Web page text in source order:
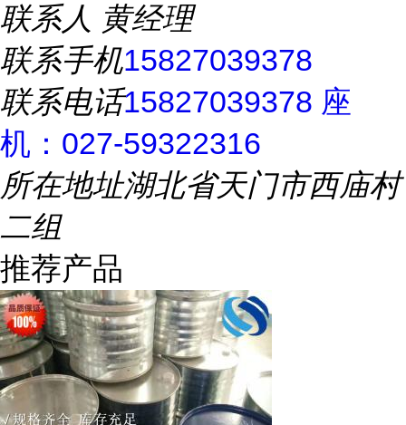
联系人 黄经理
联系手机15827039378
联系电话15827039378 座
机：027-59322316
所在地址湖北省天门市西庙村
二组
推荐产品